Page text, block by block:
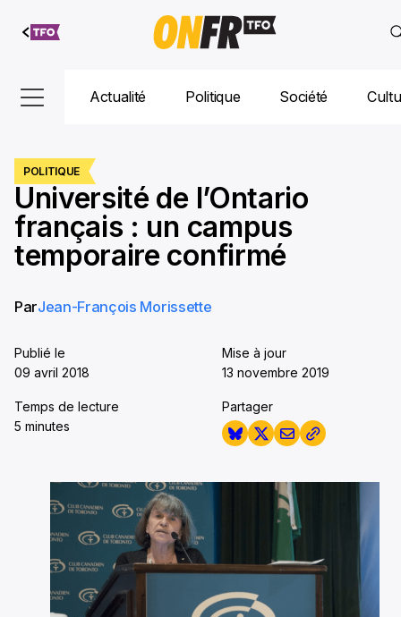
Aller au
contenu
Actualité Politique Société
POLITIQUE
Université de l’Ontario
français : un campus
temporaire confirmé
ParJean-François Morissette
Publié le
09 avril 2018
Mise à jour
13 novembre 2019
Temps de lecture
5 minutes
Partager